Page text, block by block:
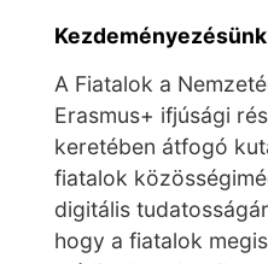
A Fiatalok a
Erasmus+ ifjúsági
keretében átfogó
fiatalok
digitális
hogy a fiatalok